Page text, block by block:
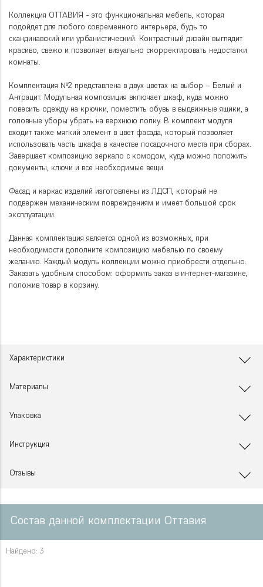
Коллекция ОТТАВИЯ - это функциональная мебель, которая
подойдет для любого современного интерьера, будь то
скандинавский или урбанистический. Контрастный дизайн выглядит
красиво, свежо и позволяет визуально скорректировать недостатки
комнаты.
Комплектация №2 представлена в двух цветах на выбор – Белый и
Антрацит. Модульная композиция включает шкаф, куда можно
повесить одежду на крючки, поместить обувь в выдвижные ящики, а
головные уборы убрать на верхнюю полку. В комплект модуля
входит также мягкий элемент в цвет фасада, который позволяет
использовать часть шкафа в качестве посадочного места при сборах.
Завершает композицию зеркало с комодом, куда можно положить
документы, ключи и все необходимые вещи.
Фасад и каркас изделий изготовлены из ЛДСП, который не
подвержен механическим повреждениям и имеет большой срок
эксплуатации.
Данная комплектация является одной из возможных, при
необходимости дополните композицию мебелью по своему
желанию. Каждый модуль коллекции можно приобрести отдельно.
Заказать удобным способом: оформить заказ в интернет-магазине,
положив товар в корзину.
Характеристики
Материалы
Упаковка
Инструкция
Отзывы
Состав данной комплектации Оттавия
Найдено: 3